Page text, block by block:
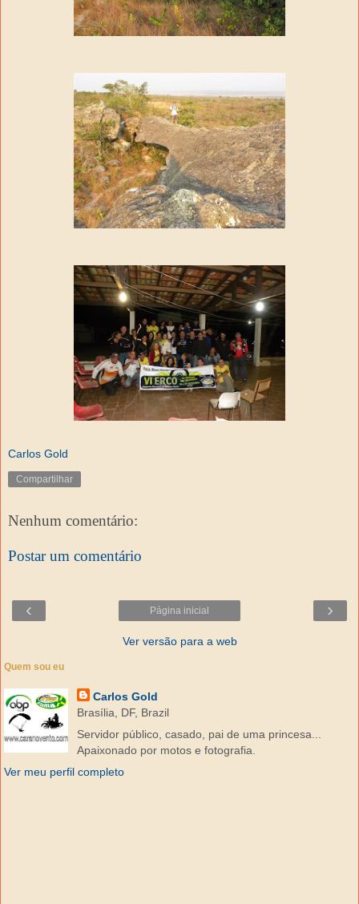
Carlos Gold
Compartilhar
Nenhum comentário:
Postar um comentário
‹ ›
Página inicial
Ver versão para a web
Quem sou eu
Carlos Gold
Brasília, DF, Brazil
Servidor público, casado, pai de uma princesa...
Apaixonado por motos e fotografia.
Ver meu perfil completo